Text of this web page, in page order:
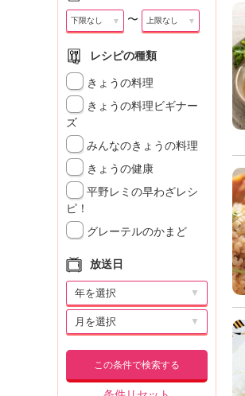
▼ 〜 ▼
レシピの種類
きょうの料理
きょうの料理ビギナー
ズ
みんなのきょうの料理
きょうの健康
平野レミの早わざレシ
ピ！
グレーテルのかまど
放送日
▼
▼
この条件で検索する